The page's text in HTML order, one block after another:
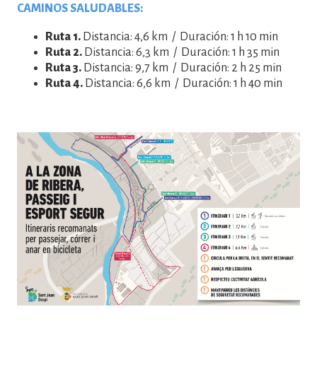
CAMINOS SALUDABLES:
Ruta 1. Distancia: 4,6 km / Duración: 1 h 10 min
Ruta 2. Distancia: 6,3 km / Duración: 1 h 35 min
Ruta 3. Distancia: 9,7 km / Duración: 2 h 25 min
Ruta 4. Distancia: 6,6 km / Duración: 1 h 40 min
Imatge